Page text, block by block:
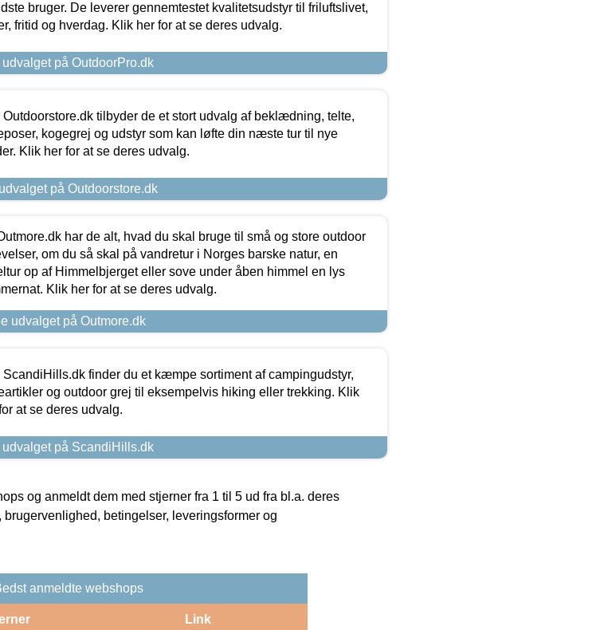
bruger. De leverer gennemtestet kvalitetsudstyr til friluftslivet,
fritid og hverdag. Klik her for at se deres udvalg.
udvalget på OutdoorPro.dk
Outdoorstore.dk tilbyder de et stort udvalg af beklædning, telte,
kogegrej og udstyr som kan løfte din næste tur til nye
Klik her for at se deres udvalg.
på Outdoorstore.dk
har de alt, hvad du skal bruge til små og store outdoor
om du så skal på vandretur i Norges barske natur, en
op af Himmelbjerget eller sove under åben himmel en lys
Klik her for at se deres udvalg.
udvalget på Outmore.dk
ScandiHills.dk finder du et kæmpe sortiment af campingudstyr,
og outdoor grej til eksempelvis hiking eller trekking. Klik
at se deres udvalg.
udvalget på ScandiHills.dk
og anmeldt dem med stjerner fra 1 til 5 ud fra bl.a. deres
betingelser, leveringsformer og
anmeldte webshops
Link